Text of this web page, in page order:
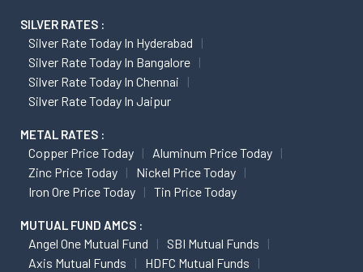
SILVER RATES :
Silver Rate Today In Hyderabad
Silver Rate Today In Bangalore
Silver Rate Today In Chennai
Silver Rate Today In Jaipur
METAL RATES :
Copper Price Today
Aluminum Price Today
Zinc Price Today
Nickel Price Today
Iron Ore Price Today
Tin Price Today
MUTUAL FUND AMCS :
Angel One Mutual Fund
SBI Mutual Funds
Axis Mutual Funds
HDFC Mutual Funds